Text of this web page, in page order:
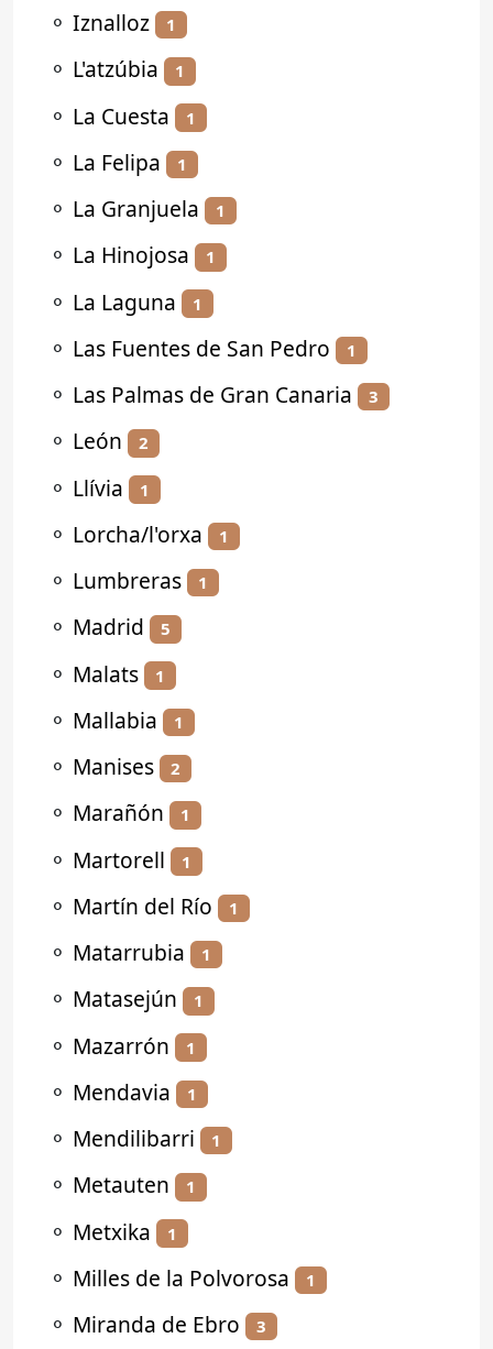
⚬ Iznalloz 1
⚬ L'atzúbia 1
⚬ La Cuesta 1
⚬ La Felipa 1
⚬ La Granjuela 1
⚬ La Hinojosa 1
⚬ La Laguna 1
⚬ Las Fuentes de San Pedro 1
⚬ Las Palmas de Gran Canaria 3
⚬ León 2
⚬ Llívia 1
⚬ Lorcha/l'orxa 1
⚬ Lumbreras 1
⚬ Madrid 5
⚬ Malats 1
⚬ Mallabia 1
⚬ Manises 2
⚬ Marañón 1
⚬ Martorell 1
⚬ Martín del Río 1
⚬ Matarrubia 1
⚬ Matasejún 1
⚬ Mazarrón 1
⚬ Mendavia 1
⚬ Mendilibarri 1
⚬ Metauten 1
⚬ Metxika 1
⚬ Milles de la Polvorosa 1
⚬ Miranda de Ebro 3